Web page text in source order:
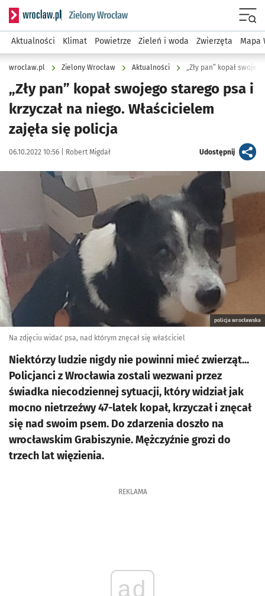
Serwis informacyjny wroclaw.pl podserwis: Środowisko we
Aktualności Klimat Powietrze Zieleń i woda Zwierzęta Mapa
wroclaw.pl Zielony Wrocław Aktualności
„Zły pan” kopał swojego starego psa i
krzyczał na niego. Właścicielem
zajęła się policja
Data publikacji:
06.10.2022 10:56 | Autor:
Robert Migdał Udostępnijartykuł
Kliknij, aby powiększyć
policja wrocławska
Na zdjęciu widać psa, nad którym znęcał się właściciel
Niektórzy ludzie nigdy nie powinni mieć zwierząt...
Policjanci z Wrocławia zostali wezwani przez
świadka niecodziennej sytuacji, który widział jak
mocno nietrzeźwy 47-latek kopał, krzyczał i znęcał
się nad swoim psem. Do zdarzenia doszło na
wrocławskim Grabiszynie. Mężczyźnie grozi do
trzech lat więzienia.
REKLAMA
ad